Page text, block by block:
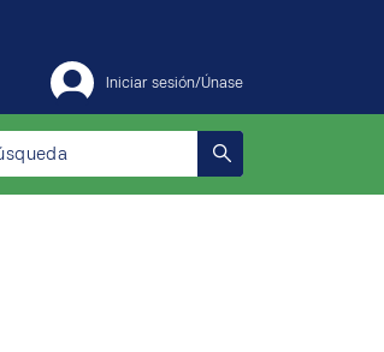
Iniciar sesión/Únase